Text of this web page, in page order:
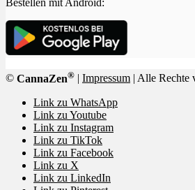
Bestellen mit Android:
© CannaZen® Impressum | Alle Rechte
Link zu WhatsApp
Link zu Youtube
Link zu Instagram
Link zu TikTok
Link zu Facebook
Link zu X
Link zu LinkedIn